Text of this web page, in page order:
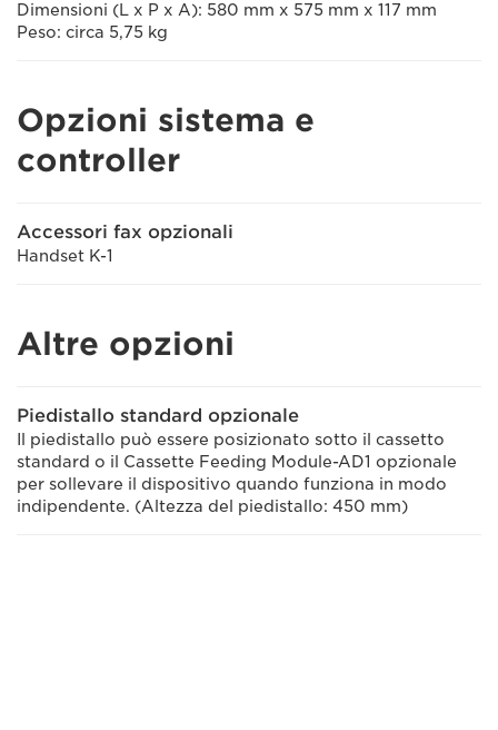
Dimensioni (L x P x A): 580 mm x 575 mm x 117 mm
Peso: circa 5,75 kg
Opzioni sistema e
controller
Accessori fax opzionali
Handset K-1
Altre opzioni
Piedistallo standard opzionale
Il piedistallo può essere posizionato sotto il cassetto
standard o il Cassette Feeding Module-AD1 opzionale
per sollevare il dispositivo quando funziona in modo
indipendente. (Altezza del piedistallo: 450 mm)